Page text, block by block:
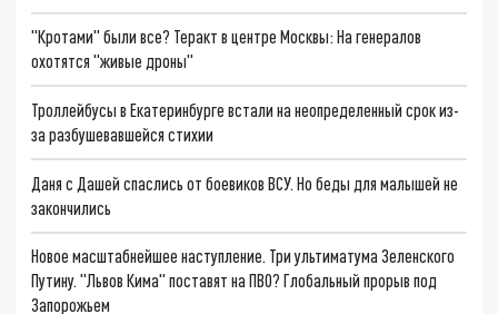
"Кротами" были все? Теракт в центре Москвы: На генералов
охотятся "живые дроны"
Троллейбусы в Екатеринбурге встали на неопределенный срок из-
за разбушевавшейся стихии
Даня с Дашей спаслись от боевиков ВСУ. Но беды для малышей не
закончились
Новое масштабнейшее наступление. Три ультиматума Зеленского
Путину. "Львов Кима" поставят на ПВО? Глобальный прорыв под
Запорожьем